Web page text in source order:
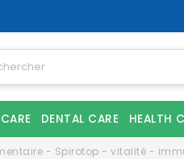
DENTAL CARE HEALTH
- Spirotop - vitalité -